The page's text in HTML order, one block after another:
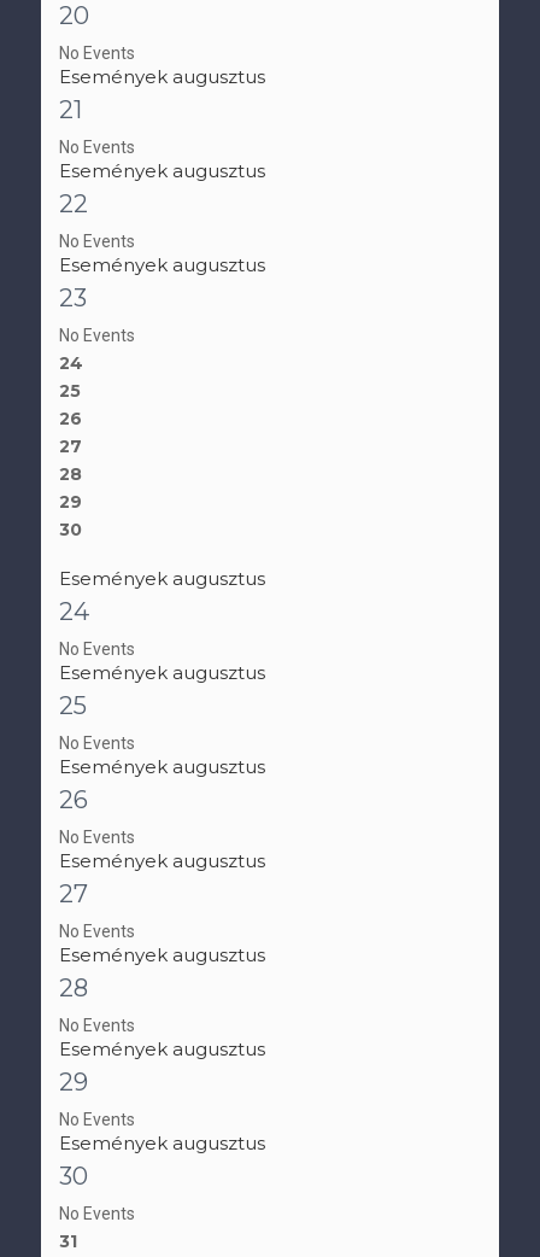
20
No Events
Események augusztus
21
No Events
Események augusztus
22
No Events
Események augusztus
23
No Events
24
25
26
27
28
29
30
Események augusztus
24
No Events
Események augusztus
25
No Events
Események augusztus
26
No Events
Események augusztus
27
No Events
Események augusztus
28
No Events
Események augusztus
29
No Events
Események augusztus
30
No Events
31